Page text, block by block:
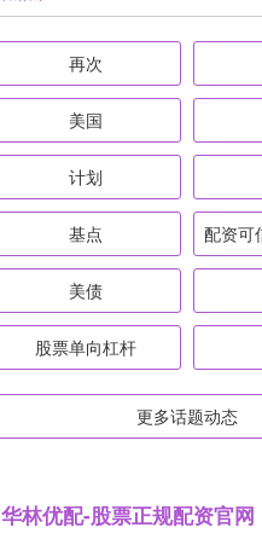
再次
美国
计划
基点 配资可
美债
股票单向杠杆
更多话题动态
华林优配-股票正规配资官网